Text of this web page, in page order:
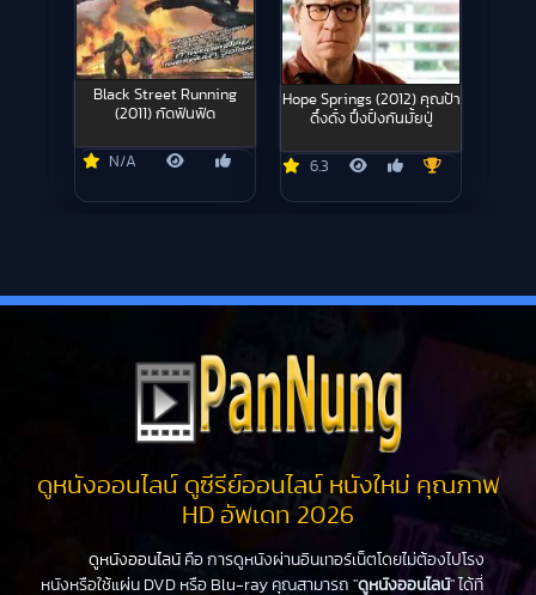
Black Street Running
(2011) กัดฟันฟัด
N/A
Hope Springs (2012) คุณป้า
ดึ๋งดั๋ง ปึ๋งปั๋งกันมั้ยปู่
6.3
ดูหนังออนไลน์ ดูซีรีย์ออนไลน์ หนังใหม่ คุณภาพ
HD อัพเดท 2026
ดูหนังออนไลน์ คือ การดูหนังผ่านอินเทอร์เน็ตโดยไม่ต้องไปโรง
หนังหรือใช้แผ่น DVD หรือ Blu-ray คุณสามารถ "ดูหนังออนไลน์" ได้ที่